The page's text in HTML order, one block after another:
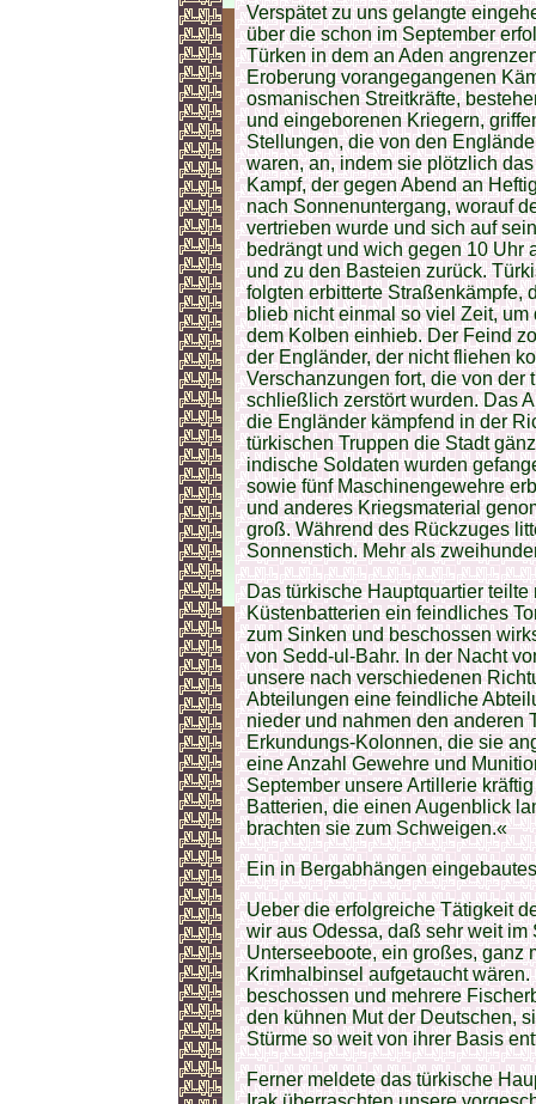
Verspätet zu uns gelangte
über die schon im September
Türken in dem an Aden
Eroberung vorangegangenen
osmanischen Streitkräfte,
und eingeborenen Kriegern,
Stellungen, die von den
waren, an, indem sie plötzlich
Kampf, der gegen Abend an
nach Sonnenuntergang, worauf
vertrieben wurde und sich auf
bedrängt und wich gegen 10 Uhr
und zu den Basteien zurück.
folgten erbitterte Straßenkämpfe,
blieb nicht einmal so viel Zeit,
dem Kolben einhieb. Der Feind
der Engländer, der nicht fliehen
Verschanzungen fort, die von
schließlich zerstört wurden. Das
die Engländer kämpfend in der
türkischen Truppen die Stadt
indische Soldaten wurden
sowie fünf Maschinengewehre
und anderes Kriegsmaterial
groß. Während des Rückzuges
Sonnenstich. Mehr als
Das türkische Hauptquartier
Küstenbatterien ein feindliches
zum Sinken und beschossen
von Sedd-ul-Bahr. In der Nacht
unsere nach verschiedenen
Abteilungen eine feindliche
nieder und nahmen den anderen
Erkundungs-Kolonnen, die sie
eine Anzahl Gewehre und
September unsere Artillerie
Batterien, die einen Augenblick
brachten sie zum Schweigen.«
Ein in Bergabhängen
Ueber die erfolgreiche Tätigkeit
wir aus Odessa, daß sehr weit
Unterseeboote, ein großes, ganz
Krimhalbinsel aufgetaucht
beschossen und mehrere
den kühnen Mut der Deutschen,
Stürme so weit von ihrer Basis
Ferner meldete das türkische